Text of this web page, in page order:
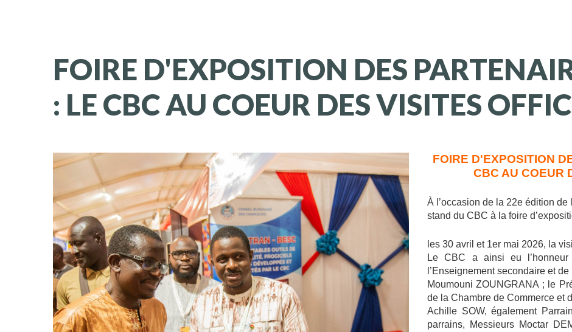
FOIRE D'EXPOSITION DES
: LECBCAU COEUR DESVISITES
FOIRE D'EXPOSITION
CBC AU COEUR
À l’occasion de la 22e édition
stand du CBC à la foire
les 30 avril et 1er mai 2026, la
Le CBC a ainsi eu
l’Enseignement secondaire et
Moumouni ZOUNGRANA ; le
de la Chambre de Commerce et
Achille SOW, également
parrains, Messieurs Moctar